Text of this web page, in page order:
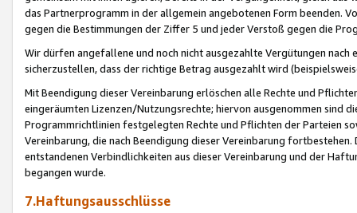
das Partnerprogramm in der allgemein angebotenen Form beenden.
gegen die Bestimmungen der Ziffer 5 und jeder Verstoß gegen die
Wir dürfen angefallene und noch nicht ausgezahlte Vergütungen
sicherzustellen, dass der richtige Betrag ausgezahlt wird
Mit Beendigung dieser Vereinbarung erlöschen alle Rechte und
eingeräumten Lizenzen/Nutzungsrechte; hiervon ausgenommen sind
Programmrichtlinien festgelegten Rechte und Pflichten der Parteien
Vereinbarung, die nach Beendigung dieser Vereinbarung
entstandenen Verbindlichkeiten aus dieser Vereinbarung und der
begangen wurde.
7.Haftungsausschlüsse